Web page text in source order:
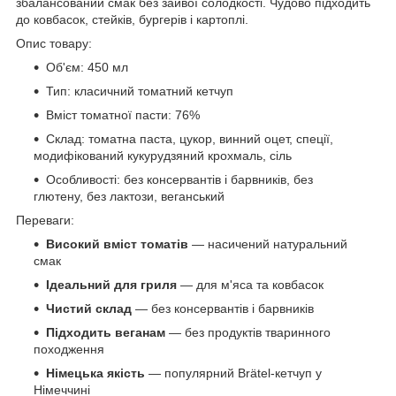
до ковбасок, стейків, бургерів і картоплі.
Опис товару:
Об'єм: 450 мл
Тип: класичний томатний кетчуп
Вміст томатної пасти: 76%
Склад: томатна паста, цукор, винний оцет, спеції,
модифікований кукурудзяний крохмаль, сіль
Особливості: без консервантів і барвників, без
глютену, без лактози, веганський
Переваги:
Високий вміст томатів — насичений натуральний
смак
Ідеальний для гриля — для м'яса та ковбасок
Чистий склад — без консервантів і барвників
Підходить веганам — без продуктів тваринного
походження
Німецька якість — популярний Brätel-кетчуп у
Німеччині